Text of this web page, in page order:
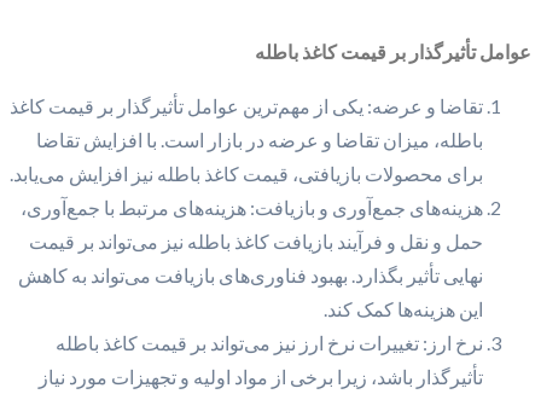
عوامل تأثیرگذار بر قیمت کاغذ باطله
تقاضا و عرضه: یکی از مهم‌ترین عوامل تأثیرگذار بر قیمت کاغذ
باطله، میزان تقاضا و عرضه در بازار است. با افزایش تقاضا
برای محصولات بازیافتی، قیمت کاغذ باطله نیز افزایش می‌یابد.
هزینه‌های جمع‌آوری و بازیافت: هزینه‌های مرتبط با جمع‌آوری،
حمل و نقل و فرآیند بازیافت کاغذ باطله نیز می‌تواند بر قیمت
نهایی تأثیر بگذارد. بهبود فناوری‌های بازیافت می‌تواند به کاهش
این هزینه‌ها کمک کند.
نرخ ارز: تغییرات نرخ ارز نیز می‌تواند بر قیمت کاغذ باطله
تأثیرگذار باشد، زیرا برخی از مواد اولیه و تجهیزات مورد نیاز